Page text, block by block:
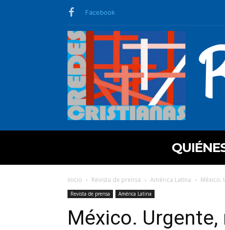
Facebook
Inicio Revista de prensa América Latina México.
Revista de prensa América Latina
México.